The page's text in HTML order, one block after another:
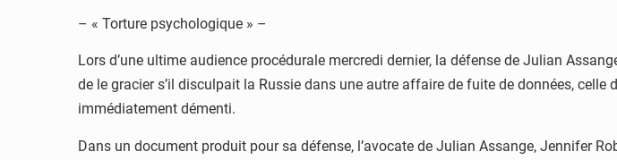
– « Torture psychologique » –
Lors d’une ultime audience procédurale mercredi dernier, la défense de Julian
de le gracier s’il disculpait la Russie dans une autre affaire de fuite de données,
immédiatement démenti.
Dans un document produit pour sa défense, l’avocate de Julian Assange, Jennifer